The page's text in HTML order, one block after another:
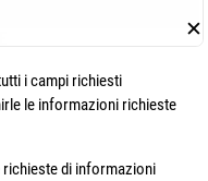
i campi richiesti
le informazioni richieste
di informazioni
✕